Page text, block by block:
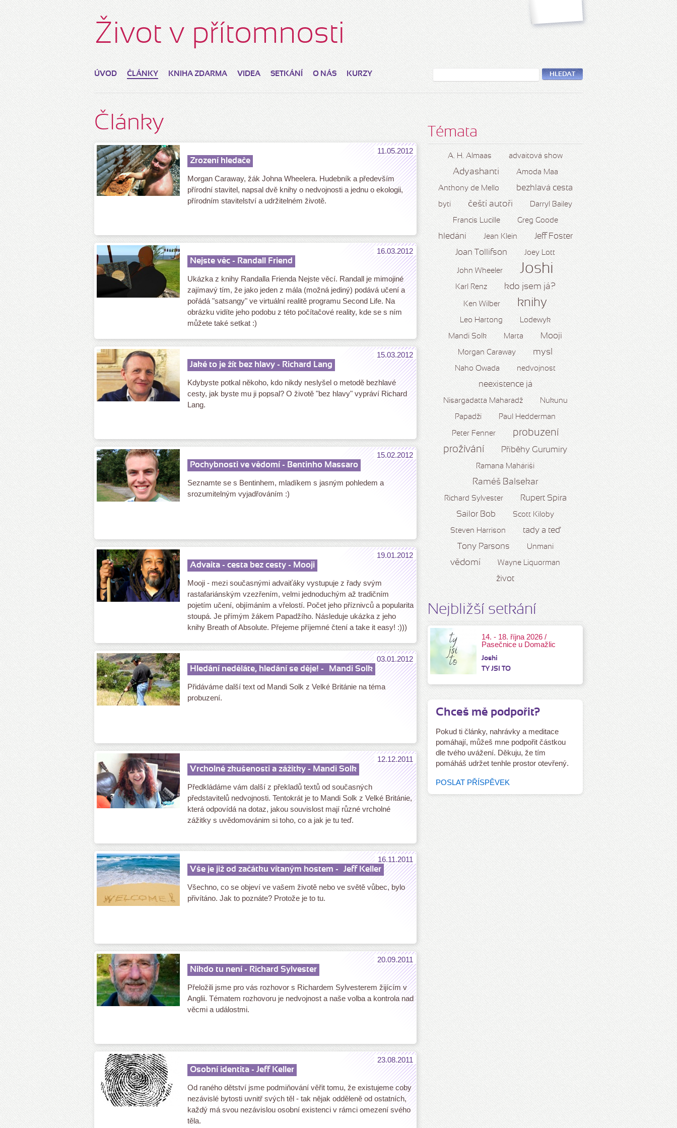
Život v přítomnosti
ÚVOD ČLÁNKY KNIHA ZDARMA VIDEA SETKÁNÍ O NÁS KURZY HLEDAT
Články
11.05.2012
Zrození hledače
Morgan Caraway, žák Johna Wheelera. Hudebník a především
přírodní stavitel, napsal dvě knihy o nedvojnosti a jednu o ekologii,
přírodním stavitelství a udržitelném životě.
16.03.2012
Nejste věc - Randall Friend
Ukázka z knihy Randalla Frienda Nejste věcí. Randall je mimojiné
zajímavý tím, že jako jeden z mála (možná jediný) podává učení a
pořádá "satsangy" ve virtuální realitě programu Second Life. Na
obrázku vidíte jeho podobu z této počítačové reality, kde se s ním
můžete také setkat :)
15.03.2012
Jaké to je žít bez hlavy - Richard Lang
Kdybyste potkal někoho, kdo nikdy neslyšel o metodě bezhlavé
cesty, jak byste mu ji popsal? O životě "bez hlavy" vypráví Richard
Lang.
15.02.2012
Pochybnosti ve vědomí - Bentinho Massaro
Seznamte se s Bentinhem, mladíkem s jasným pohledem a
srozumitelným vyjadřováním :)
19.01.2012
Advaita - cesta bez cesty - Mooji
Mooji - mezi současnými advaiťáky vystupuje z řady svým
rastafariánským vzezřením, velmi jednoduchým až tradičním
pojetím učení, objímáním a vřelostí. Počet jeho příznivců a popularita
stoupá. Je přímým žákem Papadžího. Následuje ukázka z jeho
knihy Breath of Absolute. Přejeme příjemné čtení a take it easy! :)))
03.01.2012
Hledání neděláte, hledání se děje! - Mandi Solk
Přidáváme další text od Mandi Solk z Velké Británie na téma
probuzení.
12.12.2011
Vrcholné zkušenosti a zážitky - Mandi Solk
Předkládáme vám další z překladů textů od současných
představitelů nedvojnosti. Tentokrát je to Mandi Solk z Velké Británie,
která odpovídá na dotaz, jakou souvislost mají různé vrcholné
zážitky s uvědomovánim si toho, co a jak je tu teď.
16.11.2011
Vše je již od začátku vítaným hostem - Jeff Keller
Všechno, co se objeví ve vašem životě nebo ve světě vůbec, bylo
přivítáno. Jak to poznáte? Protože je to tu.
20.09.2011
Nikdo tu není - Richard Sylvester
Přeložili jsme pro vás rozhovor s Richardem Sylvesterem žijícím v
Anglii. Tématem rozhovoru je nedvojnost a naše volba a kontrola nad
věcmi a událostmi.
23.08.2011
Osobní identita - Jeff Keller
Od raného dětství jsme podmiňování věřit tomu, že existujeme coby
nezávislé bytosti uvnitř svých těl - tak nějak odděleně od ostatních,
každý má svou nezávislou osobní existenci v rámci omezení svého
těla.
Témata
A. H. Almaas advaitová show
Adyashanti Amoda Maa
Anthony de Mello bezhlavá cesta
bytí čeští autoři Darryl Bailey
Francis Lucille Greg Goode
hledání Jean Klein Jeff Foster
Joan Tollifson Joey Lott
John Wheeler Joshi
Karl Renz kdo jsem já?
Ken Wilber knihy
Leo Hartong Lodewyk
Mandi Solk Marta Mooji
Morgan Caraway mysl
Naho Owada nedvojnost
neexistence já
Nisargadatta Maharadž Nukunu
Papadží Paul Hedderman
Peter Fenner
probuzení
prožívání
Příběhy Gurumíry
Ramana Maháriši
Raméš Balsekar
Richard Sylvester Rupert Spira
Sailor Bob Scott Kiloby
Steven Harrison tady a teď
Tony Parsons Unmani
vědomí Wayne Liquorman
život
Nejbližší setkání
14. - 18. října 2026 /
Pasečnice u Domažlic
Joshi
TY JSI TO
Chceš mě podpořit?
Pokud ti články, nahrávky a meditace
pomáhají, můžeš mne podpořit částkou
dle tvého uvážení. Děkuju, že tím
pomáháš udržet tenhle prostor otevřený.
POSLAT PŘÍSPĚVEK